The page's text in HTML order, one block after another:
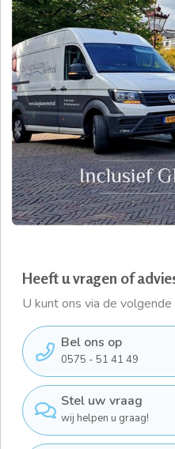
Heeft u vragen of
U kunt ons via de
Bel ons op
0575 - 51 41 49
Stel uw vraag
wij helpen u graag!